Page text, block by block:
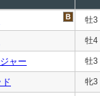
牡3
牡4
ャー 牡3
ド 牝3